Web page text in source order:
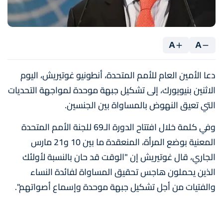
A
A
دعا الأمين العام للأمم المتحدة، أنطونيو غوتيريش، اليوم
الاثنين بنيويورك، إلى تشكيل جبهة موحدة لمواجهة التحديات
التي تعيق النهوض بالمساواة بين الجنسين.
وفي كلمة خلال افتتاح الدورة الـ69 للجنة الأمم المتحدة
المعنية بوضع المرأة، المنعقدة ما بين 10 و21 مارس
الجاري، قال غوتيريش إن "الوقت قد حان بالنسبة لأولئك
الذين يحملون هاجس تحقيق المساواة لفائدة النساء
والفتيات من أجل تشكيل جبهة موحدة وإسماع أصواتهم".